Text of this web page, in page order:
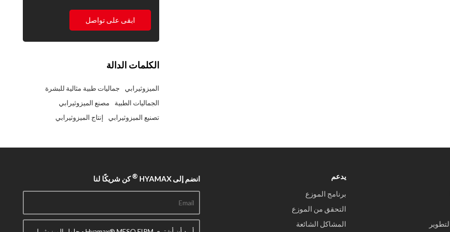
ابقى على تواصل
الكلمات الدالة
الميزوثيرابي
جماليات طبية مثالية للبشرة
الجماليات الطبية
مصنع الميزوثيرابي
تصنيع الميزوثيرابي
إنتاج الميزوثيرابي
يدعم
برنامج الموزع
التحقق من الموزع
المشاكل الشائعة
انضم إلى HYAMAX ®كن شريكًا لنا